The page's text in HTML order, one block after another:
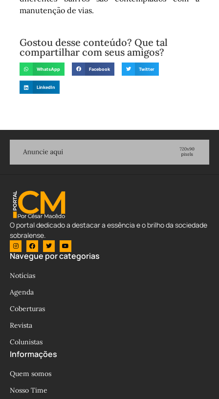
manutenção de vias.
Gostou desse conteúdo? Que tal
compartilhar com seus amigos?
WhatsApp Facebook Twitter
LinkedIn
O portal dedicado a destacar a essência e o brilho da sociedade
sobralense.
Navegue por categorias
Notícias
Agenda
Coberturas
Revista
Colunistas
Informações
Quem somos
Nosso Time